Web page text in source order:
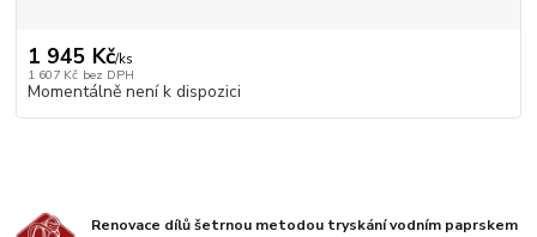
1 945 Kč/ks
1 607 Kč bez DPH
Momentálně není k dispozici
Renovace dílů šetrnou metodou tryskání vodním paprskem